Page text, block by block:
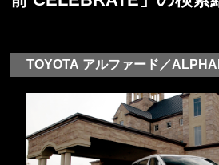
TOYOTA アルファード／